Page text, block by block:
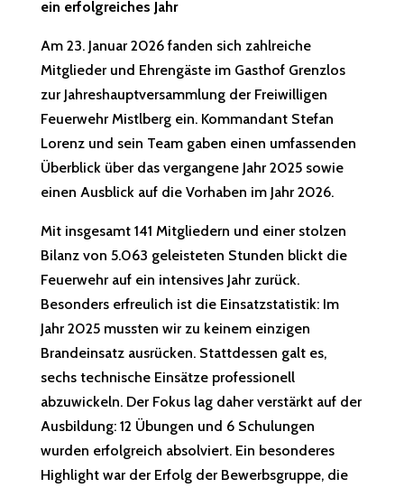
ein erfolgreiches Jahr
Am 23. Januar 2026 fanden sich zahlreiche
Mitglieder und Ehrengäste im Gasthof Grenzlos
zur Jahreshauptversammlung der Freiwilligen
Feuerwehr Mistlberg ein. Kommandant Stefan
Lorenz und sein Team gaben einen umfassenden
Überblick über das vergangene Jahr 2025 sowie
einen Ausblick auf die Vorhaben im Jahr 2026.
Mit insgesamt 141 Mitgliedern und einer stolzen
Bilanz von 5.063 geleisteten Stunden blickt die
Feuerwehr auf ein intensives Jahr zurück.
Besonders erfreulich ist die Einsatzstatistik: Im
Jahr 2025 mussten wir zu keinem einzigen
Brandeinsatz ausrücken. Stattdessen galt es,
sechs technische Einsätze professionell
abzuwickeln. Der Fokus lag daher verstärkt auf der
Ausbildung: 12 Übungen und 6 Schulungen
wurden erfolgreich absolviert. Ein besonderes
Highlight war der Erfolg der Bewerbsgruppe, die